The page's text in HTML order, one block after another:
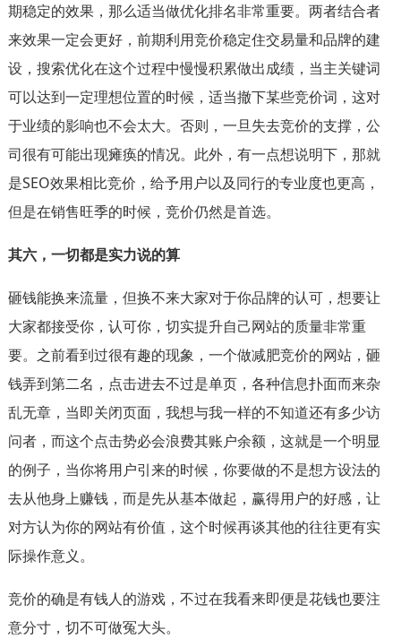
期稳定的效果，那么适当做优化排名非常重要。两者结合者
来效果一定会更好，前期利用竞价稳定住交易量和品牌的建
设，搜索优化在这个过程中慢慢积累做出成绩，当主关键词
可以达到一定理想位置的时候，适当撤下某些竞价词，这对
于业绩的影响也不会太大。否则，一旦失去竞价的支撑，公
司很有可能出现瘫痪的情况。此外，有一点想说明下，那就
是SEO效果相比竞价，给予用户以及同行的专业度也更高，
但是在销售旺季的时候，竞价仍然是首选。
其六，一切都是实力说的算
砸钱能换来流量，但换不来大家对于你品牌的认可，想要让
大家都接受你，认可你，切实提升自己网站的质量非常重
要。之前看到过很有趣的现象，一个做减肥竞价的网站，砸
钱弄到第二名，点击进去不过是单页，各种信息扑面而来杂
乱无章，当即关闭页面，我想与我一样的不知道还有多少访
问者，而这个点击势必会浪费其账户余额，这就是一个明显
的例子，当你将用户引来的时候，你要做的不是想方设法的
去从他身上赚钱，而是先从基本做起，赢得用户的好感，让
对方认为你的网站有价值，这个时候再谈其他的往往更有实
际操作意义。
竞价的确是有钱人的游戏，不过在我看来即便是花钱也要注
意分寸，切不可做冤大头。